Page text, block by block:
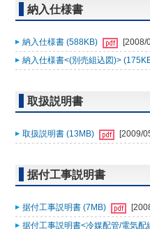
納入仕様書
納入仕様書 (588KB)
[2008/
納入仕様書<(別売組込図)>
取扱説明書
取扱説明書 (13MB) [2009/
据付工事説明書
据付工事説明書 (7MB)
据付工事説明書<冷媒配管/電気配